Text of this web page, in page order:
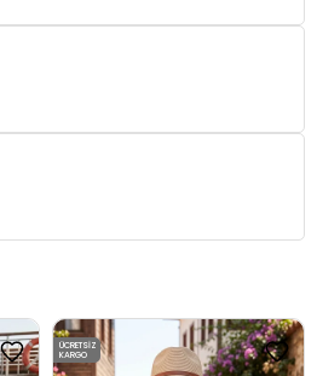
ÜCRETSIZ
KARGO